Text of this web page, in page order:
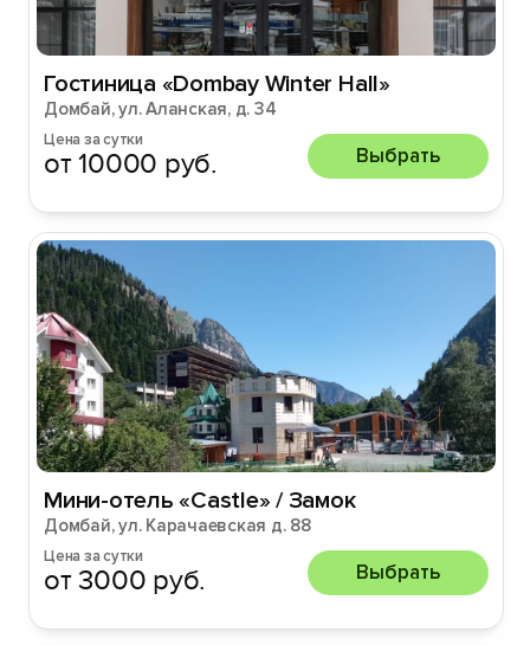
Гостиница «Dombay Winter Hall»
Домбай, ул. Аланская, д. 34
Цена за сутки
от 10000 руб. Выбрать
Мини-отель «Castle» / Замок
Домбай, ул. Карачаевская д. 88
Цена за сутки
от 3000 руб. Выбрать